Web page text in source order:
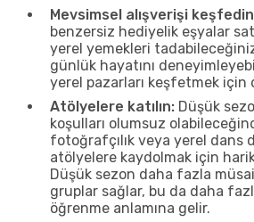
Mevsimsel alışverişi
benzersiz hediyelik eşyalar
yerel yemekleri
günlük hayatını
yerel pazarları keşfetmek için
Atölyelere katılın: Düşük
koşulları olumsuz
fotoğrafçılık veya yerel dans
atölyelere kaydolmak için
Düşük sezon daha fazla
gruplar sağlar, bu da daha
öğrenme anlamına gelir.